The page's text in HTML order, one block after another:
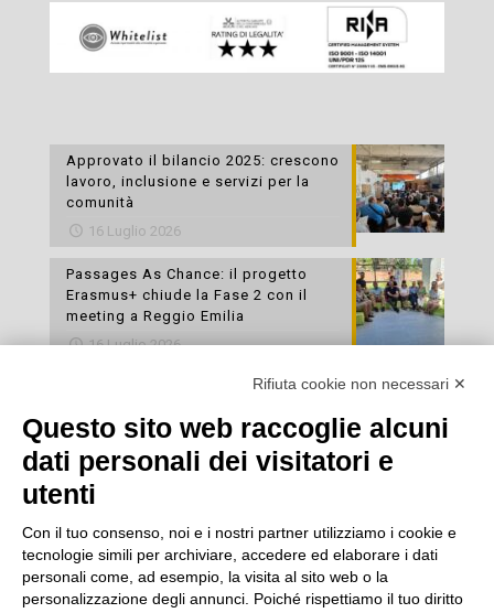
Approvato il bilancio 2025: crescono
lavoro, inclusione e servizi per la
comunità
16 Luglio 2026
Passages As Chance: il progetto
Erasmus+ chiude la Fase 2 con il
meeting a Reggio Emilia
16 Luglio 2026
Esami di laboratorio preventivi
cura della propria salute
16 Luglio 2026
Rifiuta cookie non necessari ✕
Questo sito web raccoglie alcuni
dati personali dei visitatori e
utenti
Con il tuo consenso, noi e i nostri partner utilizziamo i cookie e
tecnologie simili per archiviare, accedere ed elaborare i dati
personali come, ad esempio, la visita al sito web o la
personalizzazione degli annunci. Poiché rispettiamo il tuo diritto